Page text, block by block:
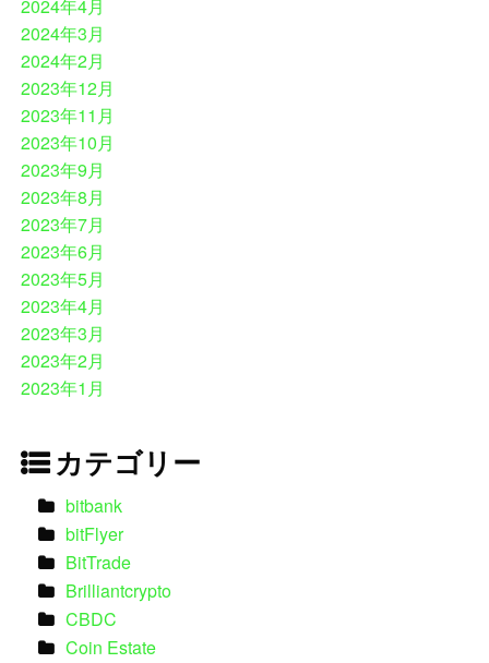
2024年4月
2024年3月
2024年2月
2023年12月
2023年11月
2023年10月
2023年9月
2023年8月
2023年7月
2023年6月
2023年5月
2023年4月
2023年3月
2023年2月
2023年1月
カテゴリー
bitbank
bitFlyer
BitTrade
Brilliantcrypto
CBDC
Coin Estate